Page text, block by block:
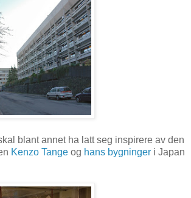
blant annet ha latt seg inspirere av den
Kenzo Tange og hans bygninger i Japan